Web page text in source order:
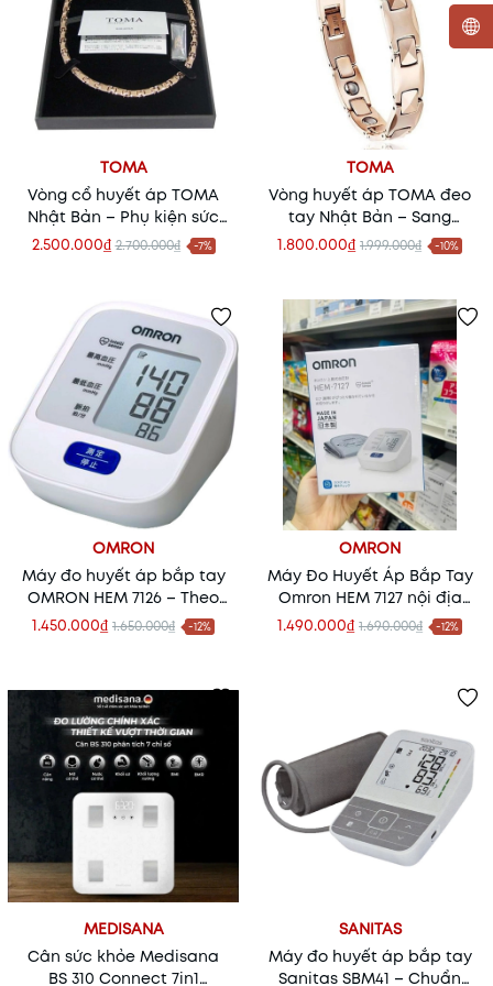
TOMA
Vòng cổ huyết áp TOMA
Nhật Bản – Phụ kiện sức
khỏe cao cấp từ Nhật Bản
2.500.000₫ 2.700.000₫ -7%
TOMA
Vòng huyết áp TOMA đeo
tay Nhật Bản – Sang
trọng, tinh tế và hỗ trợ sức
1.800.000₫ 1.999.000₫ -10%
OMRON
Máy đo huyết áp bắp tay
OMRON HEM 7126 – Theo
dõi huyết áp chính xác
1.450.000₫ 1.650.000₫ -12%
OMRON
Máy Đo Huyết Áp Bắp Tay
Omron HEM 7127 nội địa
Nhật – Theo Dõi Huyết Áp
Chính Xác Tại Nhà
1.490.000₫ 1.690.000₫ -12%
MEDISANA
Cân sức khỏe Medisana
BS 310 Connect 7in1
SANITAS
Máy đo huyết áp bắp tay
Sanitas SBM41 – Chuẩn